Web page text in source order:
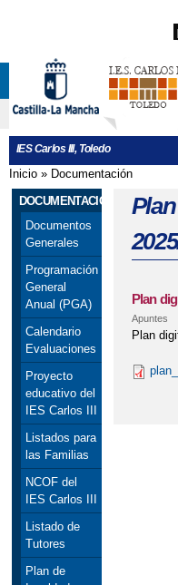
IES Carlos III, Toledo
Se encuentra
Inicio » Documentación
DOCUMENTACIÓN
Documentos
Generales
Programación
General
Anual (PGA)
Calendario
Evaluaciones
Proyecto
educativo del
IES Carlos III
Listados para
las Familias
NCOF del
IES Carlos III
Listado de
Tutores
Plan de
Plan
Apuntes
Plan